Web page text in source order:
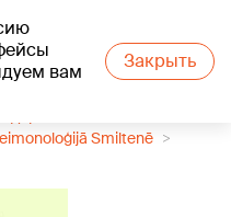
вам
Закрыть
Smiltenē